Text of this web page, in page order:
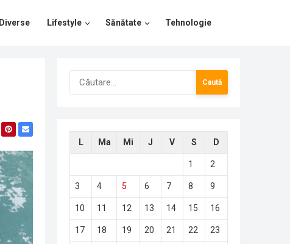
Diverse Lifestyle Sănătate Tehnologie
Caută
după:
L Ma Mi J V S D
1 2
3 4 5 6 7 8 9
10 11 12 13 14 15 16
17 18 19 20 21 22 23